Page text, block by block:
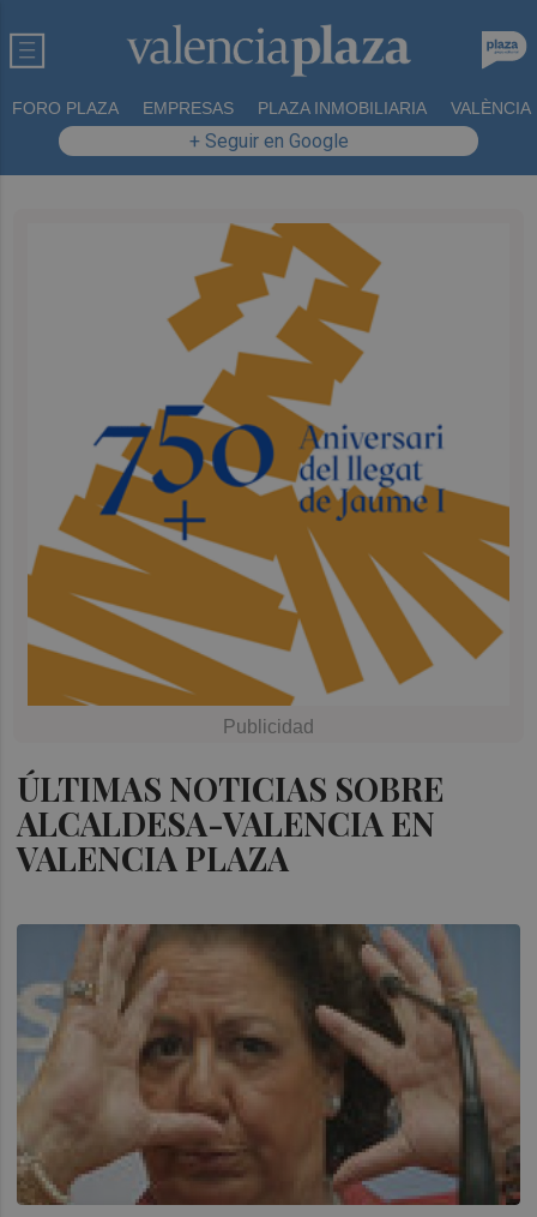
FORO PLAZA EMPRESAS PLAZA INMOBILIARIA VALÈNCIA
+ Seguir en Google
ÚLTIMAS NOTICIAS SOBRE
ALCALDESA-VALENCIA EN
VALENCIA PLAZA